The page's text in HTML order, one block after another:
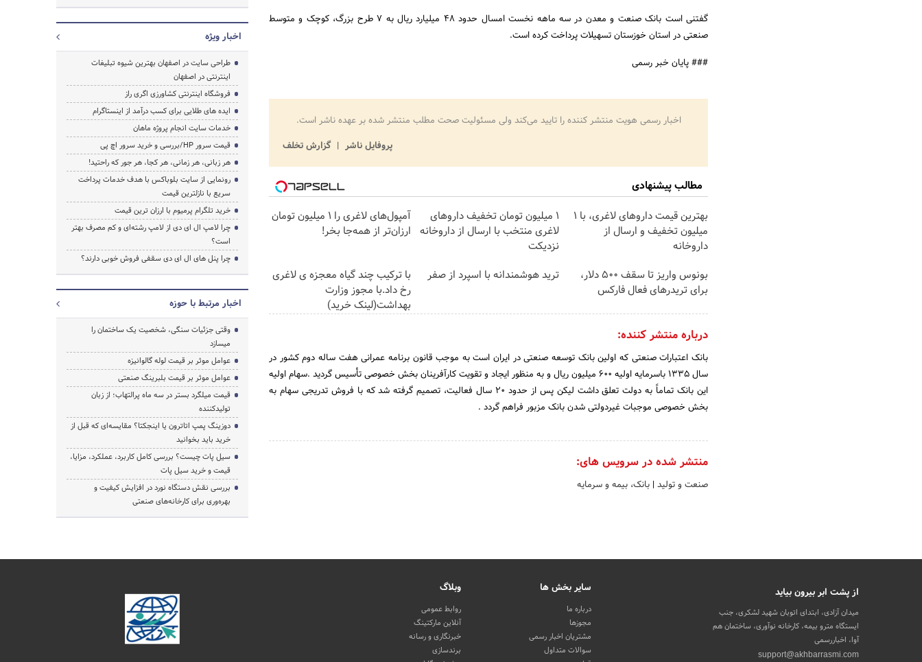
گفتنی است بانک صنعت و معدن در سه ماهه نخست امسال حدود 48 میلیارد ریال به 7 طرح بزرگ، کوچک و متوسط
صنعتی در استان خوزستان تسهیلات پرداخت کرده است.
### پایان خبر رسمی
اخبار رسمی هویت منتشر کننده را تایید می‌کند ولی مسئولیت صحت مطلب منتشر شده بر عهده ناشر است.
پروفایل ناشر
گزارش تخلف
مطالب پیشنهادی
بهترین قیمت داروهای لاغری، با ۱
میلیون تخفیف و ارسال از
داروخانه‌
۱ میلیون تومان تخفیف داروهای
لاغری منتخب با ارسال از داروخانه
نزدیکت
آمپول‌های لاغری را ۱ میلیون تومان
ارزان‌تر از همه‌جا بخر!
بونوس واریز تا سقف 500 دلار،
برای تریدرهای فعال فارکس
ترید هوشمندانه با اسپرد از صفر
با ترکیب چند گیاه معجزه ی لاغری
رخ داد.با مجوز وزارت
بهداشت(لینک خرید)
درباره منتشر کننده:
بانک اعتبارات صنعتی که اولین بانک توسعه صنعتی در ایران است به موجب قانون برنامه عمرانی هفت ساله دوم کشور در
سال 1335 باسرمایه اولیه 600 میلیون ریال و به منظور ایجاد و تقویت کارآفرینان بخش خصوصی تأسیس گردید .سهام اولیه
این بانک تماماً به دولت تعلق داشت لیکن پس از حدود 20 سال فعالیت، تصمیم گرفته شد که با فروش تدریجی سهام به
بخش خصوصی موجبات غیردولتی شدن بانک مزبور فراهم گردد .
منتشر شده در سرویس های:
صنعت و تولید | بانک، بیمه و سرمایه
اخبار ویژه
طراحی سایت در اصفهان بهترین شیوه تبلیغات
اینترنتی در اصفهان
فروشگاه اینترنتی کشاورزی اگری راز
ایده های طلایی برای کسب درآمد از اینستاگرام
خدمات سایت انجام پروژه ماهان
قیمت سرور HP/بررسی و خرید سرور اچ پی
هر زبانی، هر زمانی، هر کجا، هر جور که راحتید!
رونمایی از سایت بلوباکس با هدف خدمات پرداخت
سریع با نازلترین قیمت
خرید تلگرام پرمیوم با ارزان ترین قیمت
چرا لامپ ال ای دی از لامپ رشته‌ای و کم مصرف بهتر
است؟
چرا پنل های ال ای دی سقفی فروش خوبی دارند؟
اخبار مرتبط با حوزه
وقتی جزئیات سنگی، شخصیت یک ساختمان را
میسازد
عوامل موثر بر قیمت لوله گالوانیزه
عوامل موثر بر قیمت بلبرینگ صنعتی
قیمت میلگرد بستر در سه ماه پرالتهاب؛ از زبان
تولیدکننده
دوزینگ پمپ اتاترون یا اینجکتا؟ مقایسه‌ای که قبل از
خرید باید بخوانید
سیل پات چیست؟ بررسی کامل کاربرد، عملکرد، مزایا،
قیمت و خرید سیل پات
بررسی نقش دستگاه نورد در افزایش کیفیت و
بهره‌وری برای کارخانه‌های صنعتی
از پشت ابر بیرون بیاید
میدان آزادی، ابتدای اتوبان شهید لشکری، جنب
ایستگاه مترو بیمه، کارخانه نوآوری، ساختمان هم
آوا، اخباررسمی
support@akhbarrasmi.com
سایر بخش ها
درباره ما
مجوزها
مشتریان اخبار رسمی
سوالات متداول
وبلاگ
روابط عمومی
آنلاین مارکتینگ
خبرنگاری و رسانه
برندسازی